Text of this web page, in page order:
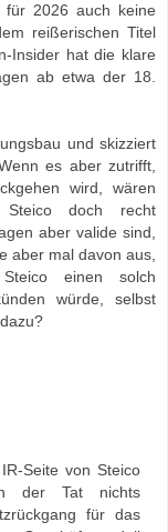
2026 auch keine
reißerischen Titel
Insider hat die klare
ab etwa der 18.
und skizziert
es aber zutrifft,
wird, wären
doch recht
aber valide sind,
aber mal davon aus,
einen solch
würde, selbst
Seite von Steico
der Tat nichts
für das